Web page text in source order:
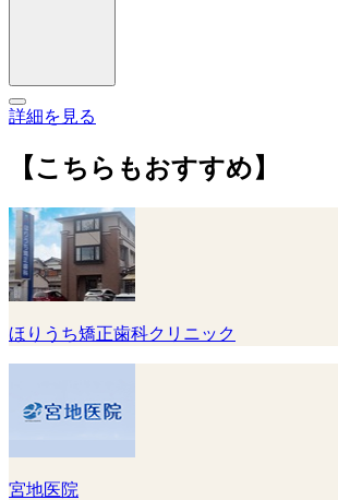
詳細を見る
【こちらもおすすめ】
ほりうち矯正歯科クリニック
宮地医院